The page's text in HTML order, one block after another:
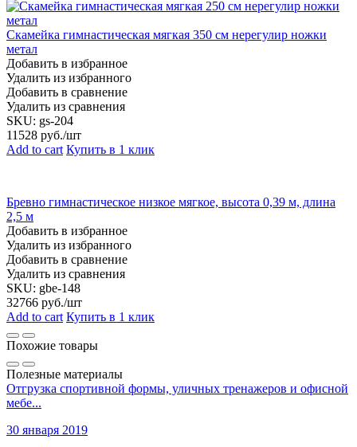
Скамейка гимнастическая мягкая 350 см нерегулир ножки
метал
Добавить в избранное
Удалить из избранного
Добавить в сравнение
Удалить из сравнения
SKU: gs-204
11528 руб./шт
Add to cart Купить в 1 клик
Бревно гимнастическое низкое мягкое, высота 0,39 м, длина
2,5 м
Добавить в избранное
Удалить из избранного
Добавить в сравнение
Удалить из сравнения
SKU: gbe-148
32766 руб./шт
Add to cart Купить в 1 клик
Похожие товары
Полезные материалы
Отгрузка спортивной формы, уличных тренажеров и офисной
мебе...
30 января 2019